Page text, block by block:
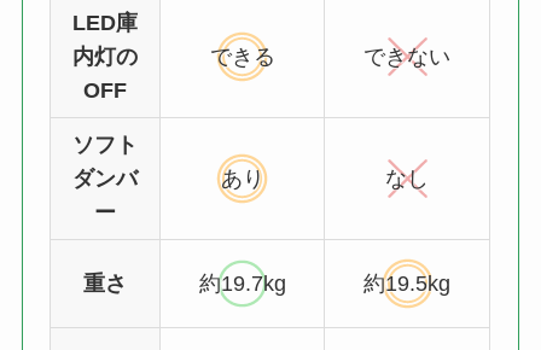
LED庫
内灯の
OFF
できる できない
ソフト
ダンバ
ー
あり なし
重さ 約19.7kg 約19.5kg